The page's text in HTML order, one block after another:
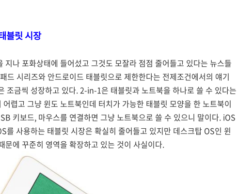
블릿 시장
나 포화상태에 들어섰고 그것도 모잘라 점점 줄어들고 있다는 뉴스들
드 시리즈와 안드로이드 태블릿으로 제한한다는 전제조건에서의 얘기
조금씩 성장하고 있다. 2-in-1은 태블릿과 노트북을 하나로 쓸 수 있다는
렵고 그냥 윈도 노트북인데 터치가 가능한 태블릿 모양을 한 노트북이
키보드, 마우스를 연결하면 그냥 노트북으로 쓸 수 있으니 말이다. iOS
를 사용하는 태블릿 시장은 확실히 줄어들고 있지만 데스크탑 OS인 윈
에 꾸준히 영역을 확장하고 있는 것이 사실이다.